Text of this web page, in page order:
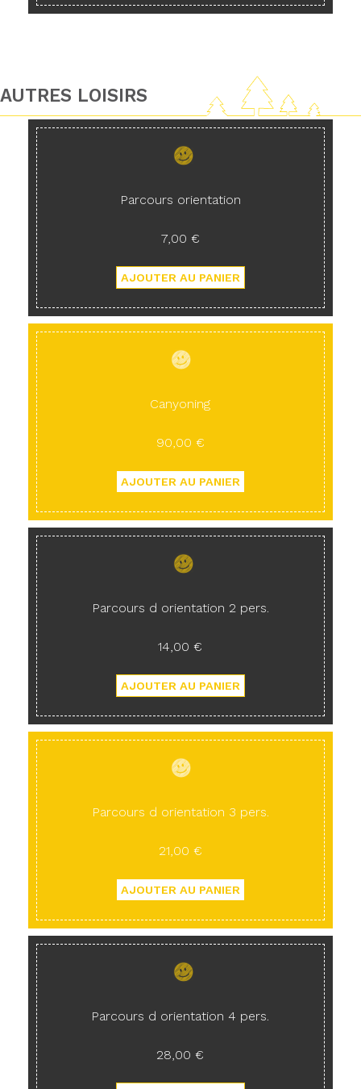
AUTRES LOISIRS
Parcours orientation
7,00 €
Canyoning
90,00 €
Parcours d orientation 2 pers.
14,00 €
Parcours d orientation 3 pers.
21,00 €
Parcours d orientation 4 pers.
28,00 €